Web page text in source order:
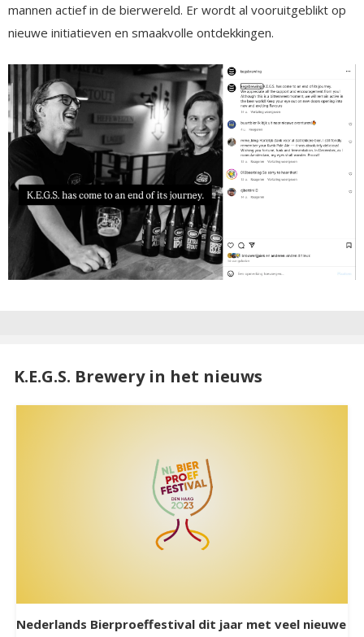
mannen actief in de bierwereld. Er wordt al vooruitgeblikt op
nieuwe initiatieven en smaakvolle ontdekkingen.
K.E.G.S. Brewery in het nieuws
Nederlands Bierproeffestival dit jaar met veel nieuwe